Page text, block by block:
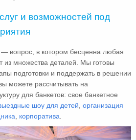
и возможностей под
— вопрос, в котором бесценна любая
из множества деталей. Мы готовы
подготовки и поддержать в решении
можете рассчитывать на
для банкетов: свое банкетное
шоу для детей, организация
, корпоратива.